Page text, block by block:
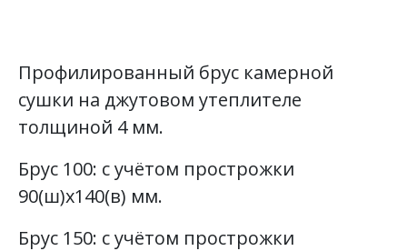
Профилированный брус камерной
сушки на джутовом утеплителе
толщиной 4 мм.
Брус 100: с учётом прострожки
90(ш)х140(в) мм.
Брус 150: с учётом прострожки